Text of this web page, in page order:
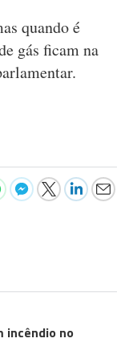
quando é
gás ficam na
incêndio no